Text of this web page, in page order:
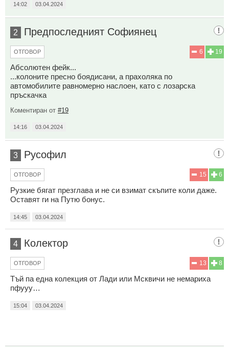
14:02 03.04.2024
2 Предпоследният Софиянец
19
6
ОТГОВОР
Абсолютен фейк...
...колоните пресно боядисани, а прахоляка по
автомобилите равномерно наслоен, като с лозарска
пръскачка
Коментиран от #19
14:16 03.04.2024
3 Русофил
6
15
ОТГОВОР
Рузкие бягат презглава и не си взимат скъпите коли даже.
Оставят ги на Путю бонус.
14:45 03.04.2024
4 Колектор
8
13
ОТГОВОР
Тъй па една колекция от Лади или Мсквичи не немариха
пфууу…
15:04 03.04.2024